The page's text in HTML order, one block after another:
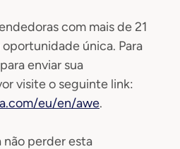
com mais de 21
única. Para
enviar sua
visite o seguinte link:
eu/en/awe.
não perder esta